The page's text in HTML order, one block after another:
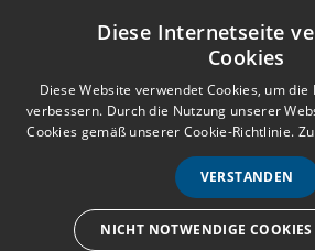
Anmelden
Wir lassen nur die Hand los,
Diese Internetseite
Cookies
Diese Website verwendet Cookies, um
verbessern. Durch die Nutzung unserer
Cookies gemäß unserer Cookie-Richtlinie.
VERSTANDEN
NICHT NOTWENDIGE COOKIES